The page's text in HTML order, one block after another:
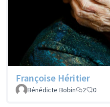
Françoise Héritier
Bénédicte Bobin 2 0